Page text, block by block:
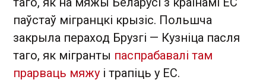
паўстаў мігранцкі крызіс. Польшча
закрыла пераход Брузгі — Кузніца пасля
таго, як мігранты паспрабавалі там
прарваць мяжу і трапіць у ЕС.